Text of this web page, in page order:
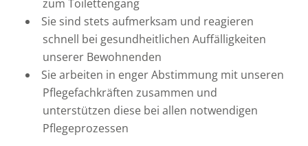
zum Toilettengang
Sie sind stets aufmerksam und reagieren
schnell bei gesundheitlichen Auffälligkeiten
unserer Bewohnenden
Sie arbeiten in enger Abstimmung mit unseren
Pflegefachkräften zusammen und
unterstützen diese bei allen notwendigen
Pflegeprozessen